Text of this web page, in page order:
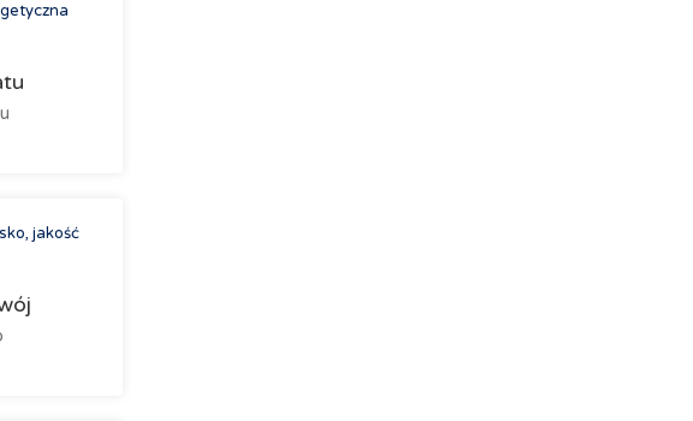
jakość